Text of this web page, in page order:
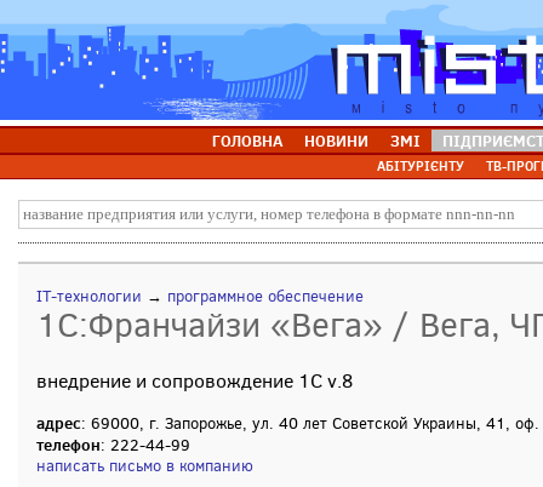
ГОЛОВНА НОВИНИ ЗМІ
АБІТУРІЄНТУ ТВ-
IT-технологии → программное обеспечение
1С:Франчайзи «Вега» / Вега,
внедрение и сопровождение 1C v.8
адрес: 69000, г. Запорожье, ул. 40 лет Советской Украины, 41,
телефон: 222-44-99
написать письмо в компанию